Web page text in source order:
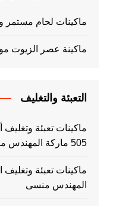
ماكينات لحام مستمر و
ماكينة عصر الزيوت موديل 811 ماركة
التعبئة والتغليف
ماكينات تعبئة
505 ماركة المهندس منسى
المهندس منسى